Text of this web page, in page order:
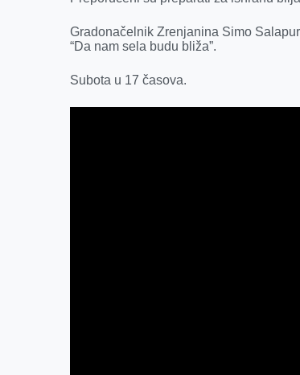
Gradonačelnik Zrenjanina Simo
“Da nam sela budu bliža”.
Subota u 17 časova.